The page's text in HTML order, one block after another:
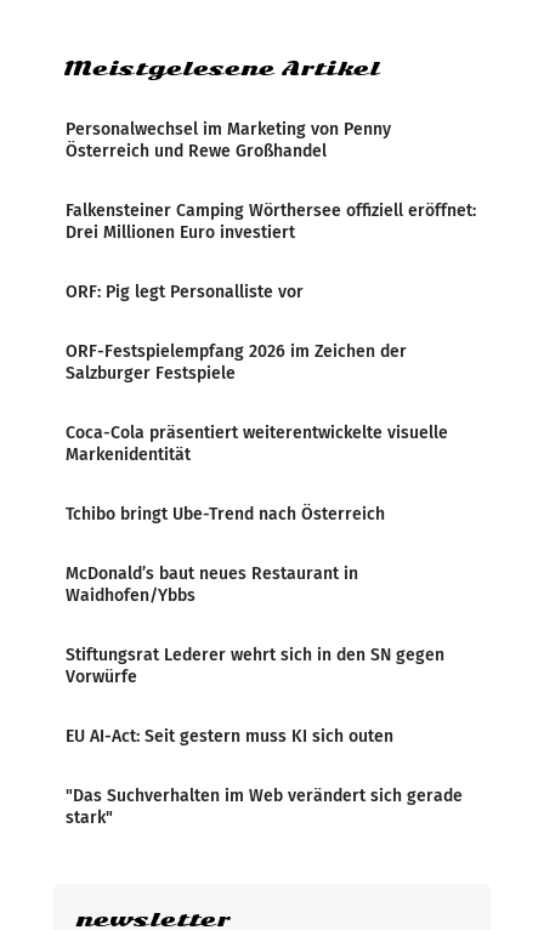
Meistgelesene Artikel
Personalwechsel im Marketing von Penny
Österreich und Rewe Großhandel
Falkensteiner Camping Wörthersee offiziell eröffnet:
Drei Millionen Euro investiert
ORF: Pig legt Personalliste vor
ORF-Festspielempfang 2026 im Zeichen der
Salzburger Festspiele
Coca-Cola präsentiert weiterentwickelte visuelle
Markenidentität
Tchibo bringt Ube-Trend nach Österreich
McDonald’s baut neues Restaurant in
Waidhofen/Ybbs
Stiftungsrat Lederer wehrt sich in den SN gegen
Vorwürfe
EU AI-Act: Seit gestern muss KI sich outen
"Das Suchverhalten im Web verändert sich gerade
stark"
newsletter